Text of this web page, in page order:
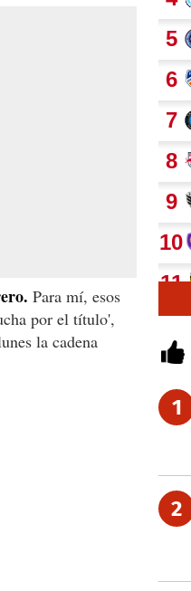
Para mí, esos
por el título',
la cadena
1
2